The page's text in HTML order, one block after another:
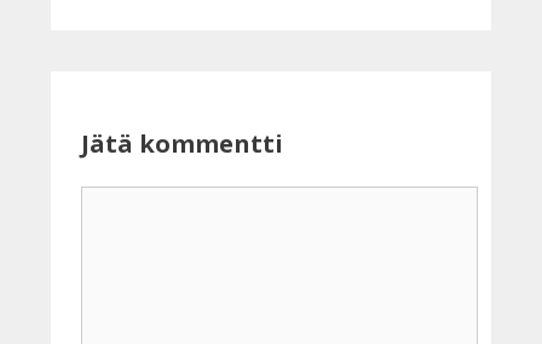
Jätä kommentti